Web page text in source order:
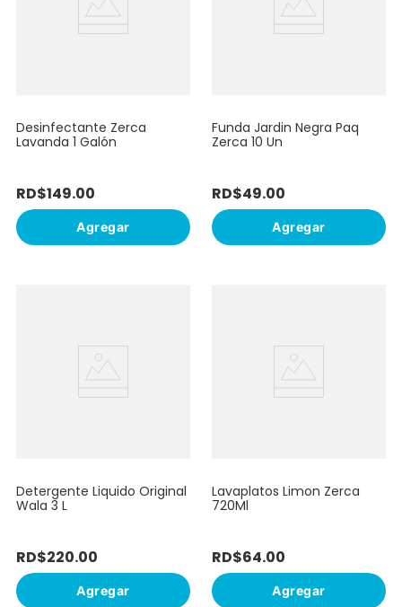
Desinfectante Zerca
Lavanda 1 Galón
RD$149.00
Agregar
Funda Jardin Negra Paq
Zerca 10 Un
RD$49.00
Agregar
Detergente Liquido Original
Wala 3 L
RD$220.00
Agregar
Lavaplatos Limon Zerca
720Ml
RD$64.00
Agregar